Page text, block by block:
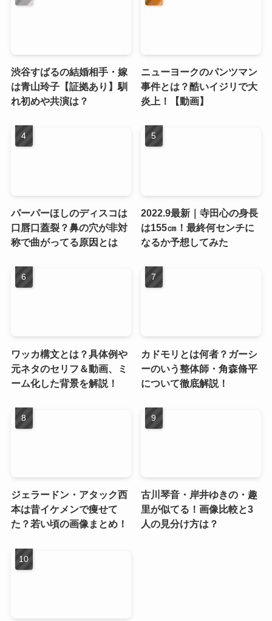
渋谷すばるの結婚相手・嫁
は青山玲子【証拠あり】馴
れ初めや共演は？
ニューヨークのパンツマン
事件とは？酷いイジリで大
炎上！【動画】
パーパーほしのディスコは
口唇口蓋裂？鼻の穴が非対
称で曲がってる原因とは
2022.9最新｜寺田心の身長
は155㎝！最終何センチに
なるか予想してみた
ワッカ構文とは？具体例や
元ネタのセリフ＆動画、ミ
ーム化した背景を解説！
カドモリとは何者？ガーシ
ーのいう整体師・角森脩平
について徹底解説！
ジェラードン・アタック西
本は昔イケメンで痩せて
た？若い頃の画像まとめ！
古川琴音・岸井ゆきの・趣
里が似てる！画像比較と3
人の見分け方は？